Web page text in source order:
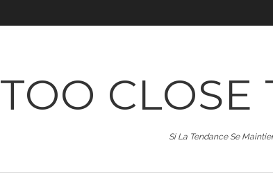
TOO CLOSE
Si La Tendance Se